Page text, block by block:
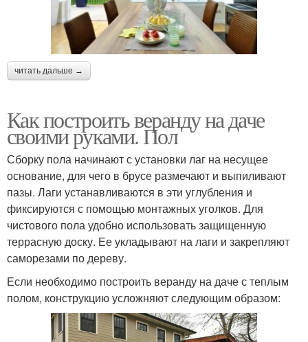
читать дальше →
Как построить веранду на даче
своими руками. Пол
Сборку пола начинают с установки лаг на несущее
основание, для чего в брусе размечают и выпиливают
пазы. Лаги устанавливаются в эти углубления и
фиксируются с помощью монтажных уголков. Для
чистового пола удобно использовать защищенную
террасную доску. Ее укладывают на лаги и закрепляют
саморезами по дереву.
Если необходимо построить веранду на даче с теплым
полом, конструкцию усложняют следующим образом: